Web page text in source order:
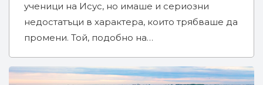
ученици на Исус, но имаше и сериозни
недостатъци в характера, които трябваше да
промени. Той, подобно на…